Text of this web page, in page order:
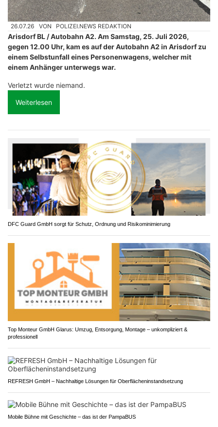
26.07.26 VON POLIZEI.NEWS REDAKTION
Arisdorf BL / Autobahn A2. Am Samstag, 25. Juli 2026,
gegen 12.00 Uhr, kam es auf der Autobahn A2 in Arisdorf zu
einem Selbstunfall eines Personenwagens, welcher mit
einem Anhänger unterwegs war.
Verletzt wurde niemand.
Weiterlesen
DFC Guard GmbH sorgt für Schutz, Ordnung und Risikominimierung
Top Monteur GmbH Glarus: Umzug, Entsorgung, Montage – unkompliziert &
professionell
REFRESH GmbH – Nachhaltige Lösungen für Oberflächeninstandsetzung
Mobile Bühne mit Geschichte – das ist der PampaBUS